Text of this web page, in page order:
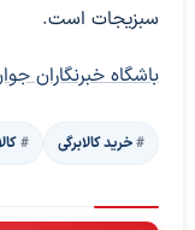
سبزیجات است.
باشگاه خبرنگاران
خرید کالابرگی